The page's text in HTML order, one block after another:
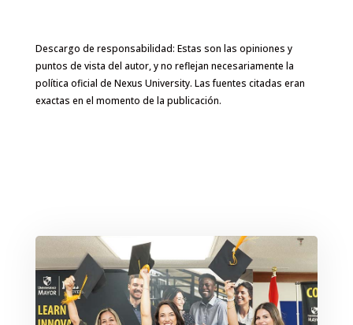
Descargo de responsabilidad: Estas son las opiniones y
puntos de vista del autor, y no reflejan necesariamente la
política oficial de Nexus University. Las fuentes citadas eran
exactas en el momento de la publicación.